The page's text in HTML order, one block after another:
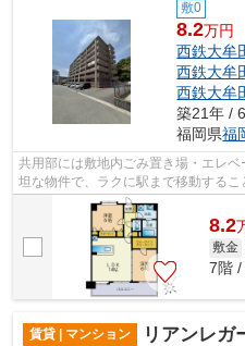
敷0
8.2万円
西鉄大牟
西鉄大牟
西鉄大牟
築21年 /
福岡県福
共用部には敷地内ごみ置き場・エレ
坦な物件で、ラクに駅まで移動する
性の高いマンションです。造りとデザ
8.2
敷金
7階 /
賃貸 | マンション リアンレガ